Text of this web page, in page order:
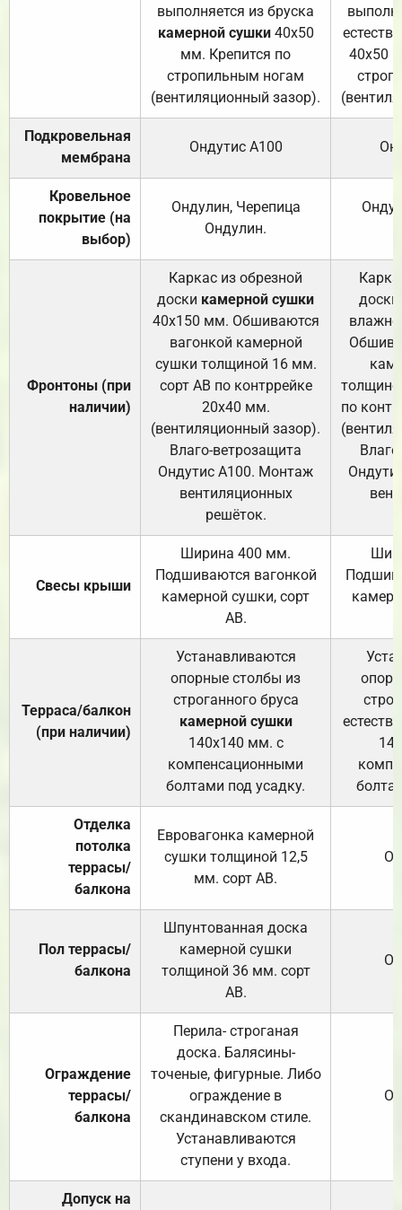
выполняется из бруска
камерной сушки40х50
мм. Крепится по
стропильным ногам
(вентиляционный зазор).
40х50
Подкровельная
мембрана
Ондутис А100
Кровельное
покрытие (на
выбор)
Ондулин, Черепица
Ондулин.
Фронтоны (при
наличии)
Каркас из обрезной
доски камерной сушки
40х150 мм. Обшиваются
вагонкой камерной
сушки толщиной 16 мм.
сорт АВ по контррейке
20х40 мм.
(вентиляционный зазор).
Влаго-ветрозащита
Ондутис А100. Монтаж
вентиляционных
решёток.
доски
по
Свесы крыши
Ширина 400 мм.
Подшиваются вагонкой
камерной сушки, сорт
АВ.
Терраса/балкон
(при наличии)
Устанавливаются
опорные столбы из
строганного бруса
камерной сушки
140х140 мм. с
компенсационными
болтами под усадку.
Отделка
потолка
террасы/
балкона
Евровагонка камерной
сушки толщиной 12,5
мм. сорт АВ.
Пол террасы/
балкона
Шпунтованная доска
камерной сушки
толщиной 36 мм. сорт
АВ.
Ограждение
террасы/
балкона
Перила- строганая
доска. Балясины-
точеные, фигурные. Либо
ограждение в
скандинавском стиле.
Устанавливаются
ступени у входа.
Допуск на